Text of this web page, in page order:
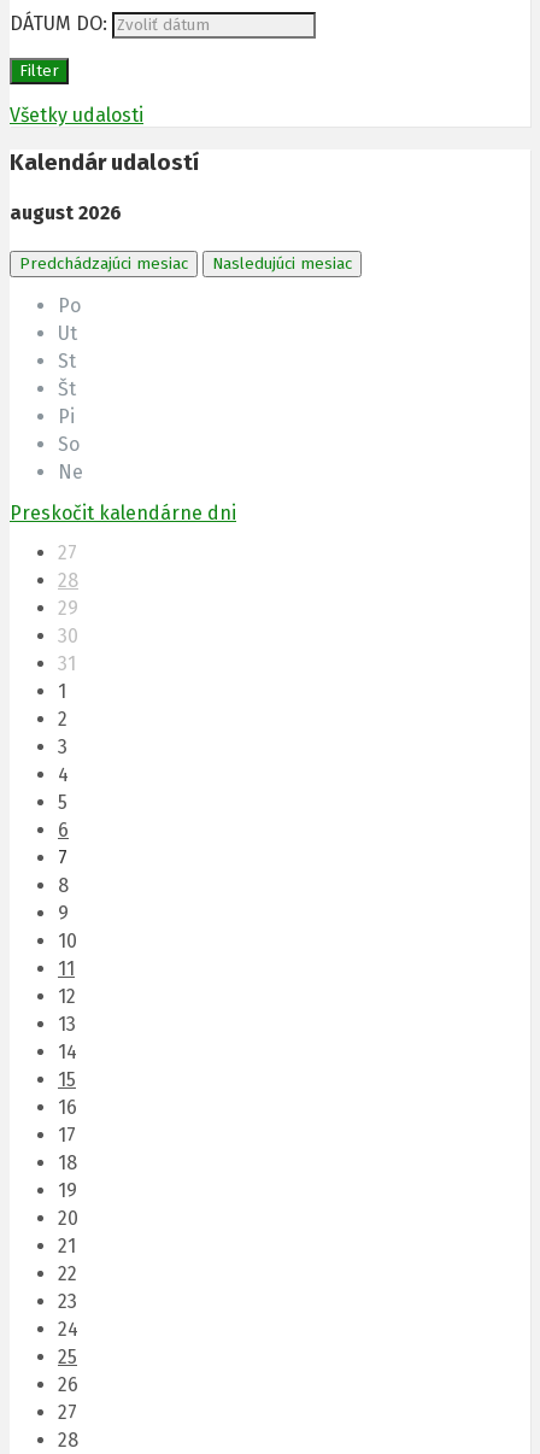
DÁTUM DO:
Filter
Všetky udalosti
Kalendár udalostí
august 2026
Predchádzajúci mesiac Nasledujúci mesiac
Po
Ut
St
Št
Pi
So
Ne
Preskočit kalendárne dni
27
28
29
30
31
1
2
3
4
5
6
7
8
9
10
11
12
13
14
15
16
17
18
19
20
21
22
23
24
25
26
27
28